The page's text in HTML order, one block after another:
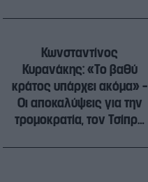
Κωνσταντίνος
Κυρανάκης: «Το βαθύ
κράτος υπάρχει ακόμα» –
Οι αποκαλύψεις για την
τρομοκρατία, τον Τσίπρα
αλλάξουν στην Ελλάδα